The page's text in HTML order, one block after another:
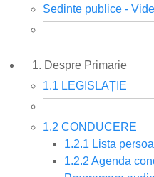
Sedinte publice -
1. Despre Primarie
1.1 LEGISLAȚIE
1.2 CONDUCERE
1.2.1 Lista
1.2.2 Agenda